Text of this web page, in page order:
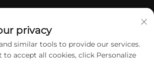
privacy
similar tools to provide our services.
to accept all cookies, click Personalize